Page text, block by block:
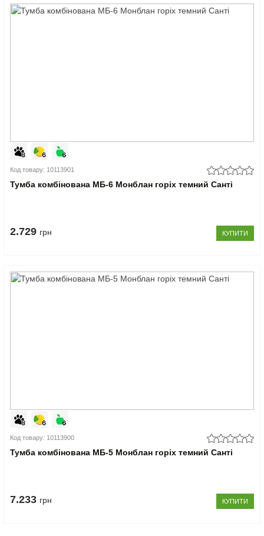
Код товару: 10113901
Тумба комбінована МБ-6 Монблан горіх темний Санті
2.729 грн КУПИТИ
Код товару: 10113900
Тумба комбінована МБ-5 Монблан горіх темний Санті
7.233 грн КУПИТИ